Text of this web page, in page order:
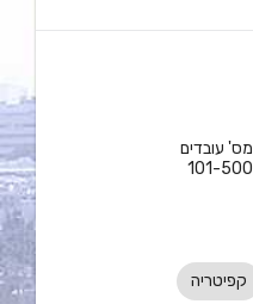
מס' עובדים
101-500
קפיטריה